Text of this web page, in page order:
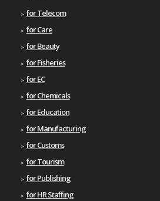
for Telecom
for Care
for Beauty
for Fisheries
for EC
for Chemicals
for Education
for Manufacturing
for Customs
for Tourism
for Publishing
for HR Staffing